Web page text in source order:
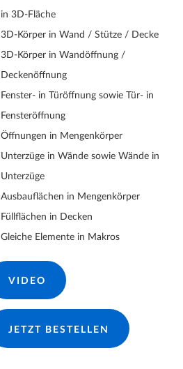
in 3D-Fläche
3D-Körper in Wand / Stütze / Decke
3D-Körper in Wandöffnung /
Deckenöffnung
Fenster- in Türöffnung sowie Tür- in
Fensteröffnung
Öffnungen in Mengenkörper
Unterzüge in Wände sowie Wände in
Unterzüge
Ausbauflächen in Mengenkörper
Füllflächen in Decken
Gleiche Elemente in Makros
VIDEO
JETZT BESTELLEN